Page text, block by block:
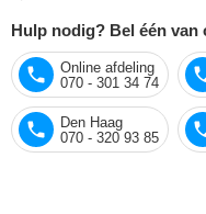
Hulp nodig? Bel één
Online afdeling
070 - 301 34 74
Den Haag
070 - 320 93 85